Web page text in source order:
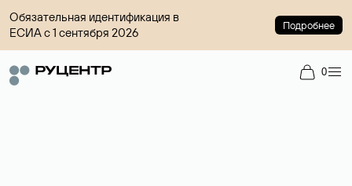
Обязательная идентификация в
ЕСИА с 1 сентября 2026
Подробнее
0